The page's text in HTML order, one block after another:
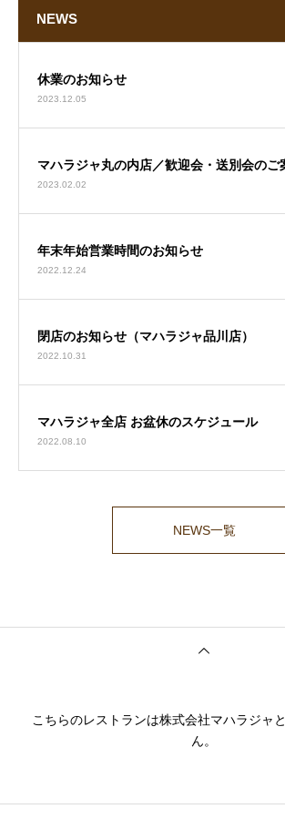
NEWS
休業のお知らせ
2023.12.05
マハラジャ丸の内店／歓迎会・送別会のご
2023.02.02
年末年始営業時間のお知らせ
2022.12.24
閉店のお知らせ（マハラジャ品川店）
2022.10.31
マハラジャ全店 お盆休のスケジュール
2022.08.10
NEWS一覧
こちらのレストランは株式会社マハラジャ
ん。